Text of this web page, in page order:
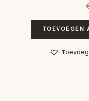
TOEVOEGEN